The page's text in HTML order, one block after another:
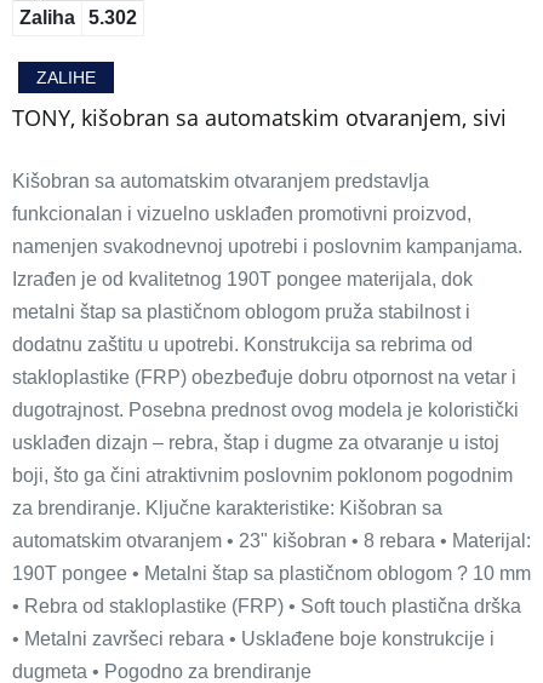
Zaliha 5.302
ZALIHE
TONY, kišobran sa automatskim otvaranjem, sivi
Kišobran sa automatskim otvaranjem predstavlja
funkcionalan i vizuelno usklađen promotivni proizvod,
namenjen svakodnevnoj upotrebi i poslovnim kampanjama.
Izrađen je od kvalitetnog 190T pongee materijala, dok
metalni štap sa plastičnom oblogom pruža stabilnost i
dodatnu zaštitu u upotrebi. Konstrukcija sa rebrima od
stakloplastike (FRP) obezbeđuje dobru otpornost na vetar i
dugotrajnost. Posebna prednost ovog modela je koloristički
usklađen dizajn – rebra, štap i dugme za otvaranje u istoj
boji, što ga čini atraktivnim poslovnim poklonom pogodnim
za brendiranje. Ključne karakteristike: Kišobran sa
automatskim otvaranjem • 23" kišobran • 8 rebara • Materijal:
190T pongee • Metalni štap sa plastičnom oblogom ? 10 mm
• Rebra od stakloplastike (FRP) • Soft touch plastična drška
• Metalni završeci rebara • Usklađene boje konstrukcije i
dugmeta • Pogodno za brendiranje